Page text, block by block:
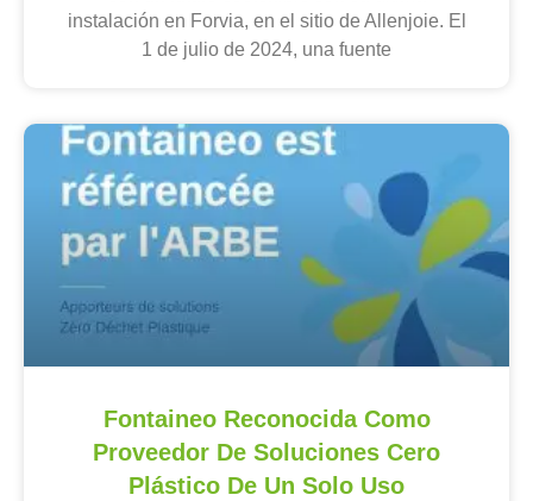
instalación en Forvia, en el sitio de Allenjoie. El
1 de julio de 2024, una fuente
Fontaineo Reconocida Como
Proveedor De Soluciones Cero
Plástico De Un Solo Uso